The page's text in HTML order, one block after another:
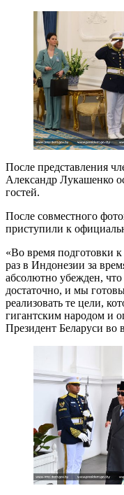
После представления
Александр Лукашенко
гостей.
После совместного
приступили к
«Во время подготовки
раз в Индонезии за
абсолютно убежден,
достаточно, и мы
реализовать те цели,
гигантским народом и
Президент Беларуси во